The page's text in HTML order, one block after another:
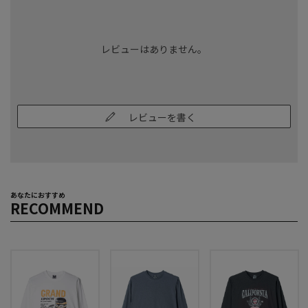
レビューはありません。
レビューを書く
あなたにおすすめ
RECOMMEND